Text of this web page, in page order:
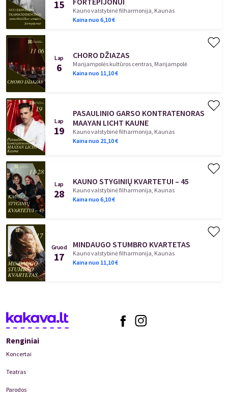
15
Kauno valstybinė filharmonija, Kaunas
Kaina nuo 6,10€
Lap
6
CHORO DŽIAZAS
Marijampolės kultūros centras, Marijampolė
Kaina nuo 11,10€
Lap
19
PASAULINIO GARSO KONTRATENORAS
MAAYAN LICHT KAUNE
Kauno valstybinė filharmonija, Kaunas
Kaina nuo 21,10€
Lap
28
KAUNO STYGINIŲ KVARTETUI – 45
Kauno valstybinė filharmonija, Kaunas
Kaina nuo 6,10€
Gruod
17
MINDAUGO STUMBRO KVARTETAS
Kauno valstybinė filharmonija, Kaunas
Kaina nuo 11,10€
Renginiai
Koncertai
Teatras
Parodos